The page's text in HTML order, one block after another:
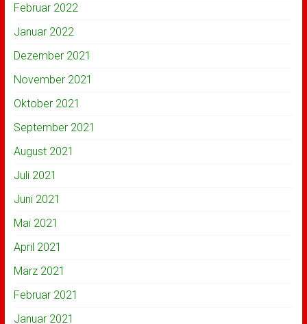
Februar 2022
Januar 2022
Dezember 2021
November 2021
Oktober 2021
September 2021
August 2021
Juli 2021
Juni 2021
Mai 2021
April 2021
März 2021
Februar 2021
Januar 2021